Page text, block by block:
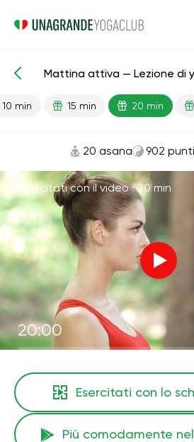
Lezioni pronte Energia
Mattina attiva — Lezione di
10 min 15 min 20 min
20 asana 902 punti
Esercitati con il video ·20 min
20:00
Esercitati con lo
Più comodamente